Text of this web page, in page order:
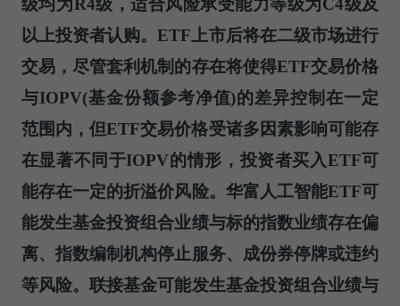
级均为R4级，适合风险承受能力等级为C4级及
以上投资者认购。ETF上市后将在二级市场进行
交易，尽管套利机制的存在将使得ETF交易价格
与IOPV(基金份额参考净值)的差异控制在一定
范围内，但ETF交易价格受诸多因素影响可能存
在显著不同于IOPV的情形，投资者买入ETF可
能存在一定的折溢价风险。华富人工智能ETF可
能发生基金投资组合业绩与标的指数业绩存在偏
离、指数编制机构停止服务、成份券停牌或违约
等风险。联接基金可能发生基金投资组合业绩与